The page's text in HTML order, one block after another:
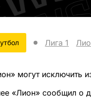
Лига 1
могут исключить
«Лион» сообщил о